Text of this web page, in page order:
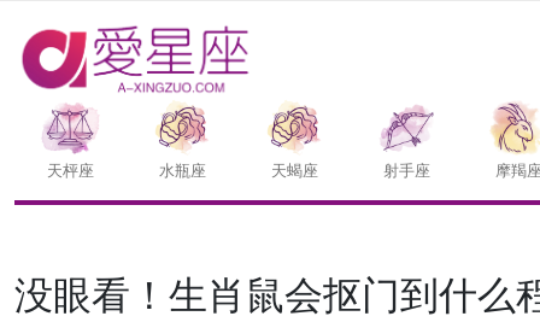
天枰座 水瓶座 天蝎座 射手座 摩羯
没眼看！生肖鼠会抠门到什么